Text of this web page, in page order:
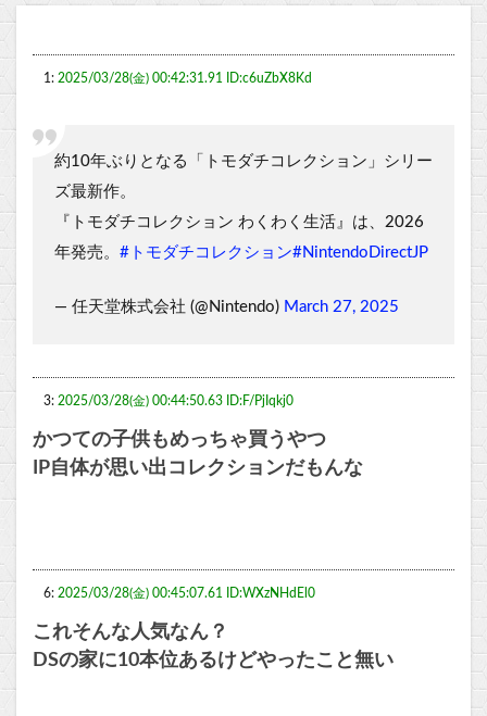
1: 2025/03/28(金) 00:42:31.91 ID:c6uZbX8Kd
約10年ぶりとなる「トモダチコレクション」シリー
ズ最新作。
『トモダチコレクション わくわく生活』は、2026
年発売。 #トモダチコレクション#NintendoDirectJP
— 任天堂株式会社 (@Nintendo) March 27, 2025
3: 2025/03/28(金) 00:44:50.63 ID:F/PjIqkj0
かつての子供もめっちゃ買うやつ
IP自体が思い出コレクションだもんな
6: 2025/03/28(金) 00:45:07.61 ID:WXzNHdEl0
これそんな人気なん？
DSの家に10本位あるけどやったこと無い